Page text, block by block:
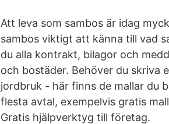
Att leva som sambos är idag
sambos viktigt att känna till vad
du alla kontrakt, bilagor och
och bostäder. Behöver du
jordbruk - här finns de mallar du
flesta avtal, exempelvis gratis
Gratis hjälpverktyg till företag.